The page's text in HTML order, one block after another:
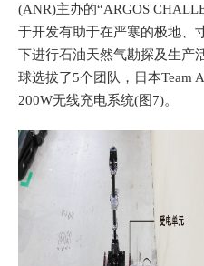
(ANR)主办的“ARGOS
于开发有助于在严寒的极地、
下进行石油天然气勘探及生产
球选拔了5个团队，日本Team
200W无线充电系统(图7)。